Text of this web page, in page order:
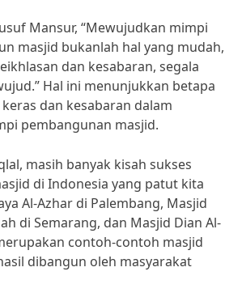
Mansur, “Mewujudkan mimpi
masjid bukanlah hal yang mudah,
dan kesabaran, segala
Hal ini menunjukkan betapa
dan kesabaran dalam
pembangunan masjid.
masih banyak kisah sukses
di Indonesia yang patut kita
Al-Azhar di Palembang, Masjid
di Semarang, dan Masjid Dian Al-
contoh-contoh masjid
dibangun oleh masyarakat